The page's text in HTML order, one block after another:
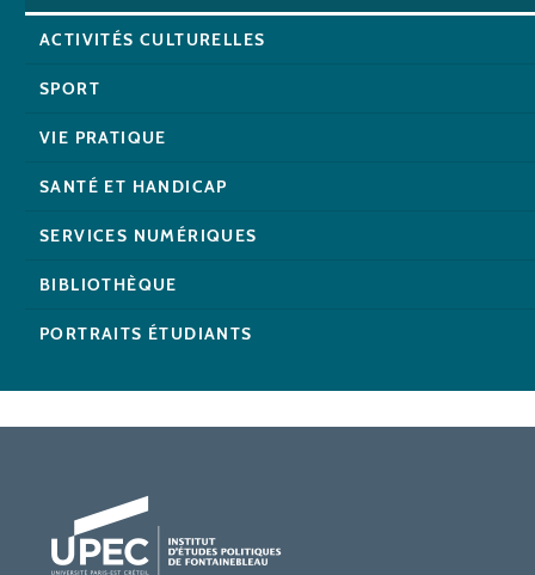
ACTIVITÉS CULTURELLES
SPORT
VIE PRATIQUE
SANTÉ ET HANDICAP
SERVICES NUMÉRIQUES
BIBLIOTHÈQUE
PORTRAITS ÉTUDIANTS